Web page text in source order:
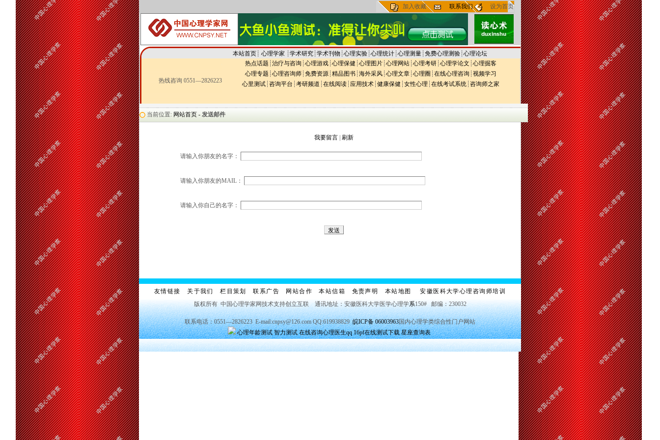
加入收藏 联系我们 设为首页
本站首页┊ 心理学家 ┊ 学术研究┊ 学术刊物 ┊ 心理实验┊ 心理统计┊ 心理测量┊ 免费心理测验┊ 心理论坛
热线咨询 0551—2826223
热点话题 ┊ 治疗与咨询 ┊ 心理游戏 ┊ 心理保健 ┊ 心理图片 ┊ 心理网站 ┊ 心理考研 ┊ 心理学论文 ┊ 心理掘客
心理专题 ┊ 心理咨询师 ┊ 免费资源 ┊ 精品图书 ┊ 海外采风 ┊ 心理文章 ┊ 心理圈 ┊ 在线心理咨询 ┊ 视频学习
心里测试 ┊ 咨询平台 ┊ 考研频道 ┊ 在线阅读 ┊ 应用技术 ┊ 健康保健 ┊ 女性心理 ┊ 在线考试系统 ┊ 咨询师之家
当前位置: 网站首页 - 发送邮件
我要留言| 刷新
请输入你朋友的名字：
请输入你朋友的MAIL：
请输入你自己的名字：
友情链接 关于我们 栏目策划 联系广告 网站合作 本站信箱 免责声明 本站地图
安徽医科大学心理咨询师培训
版权所有 中国心理学家网技术支持创立互联 通讯地址：安徽医科大学医学心理学系150# 邮编：230032
联系电话：0551—2826223 E-mail:cnpsy@126.com QQ:619938829皖ICP备 06003963国内心理学类综合性门户网站
心理年龄测试 智力测试 在线咨询心理医生qq 16pf在线测试下载 星座查询表